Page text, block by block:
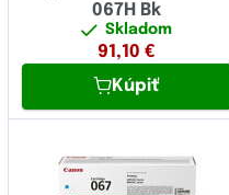
067H Bk
Skladom
91,10 €
Kúpiť